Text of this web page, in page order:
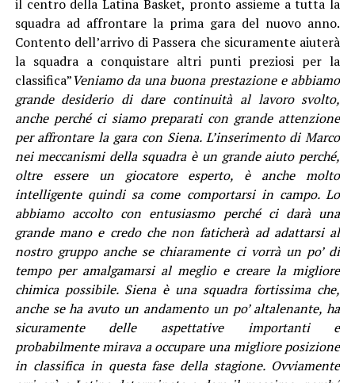
il centro della Latina Basket, pronto assieme a tutta la
squadra ad affrontare la prima gara del nuovo anno.
Contento dell’arrivo di Passera che sicuramente aiuterà
la squadra a conquistare altri punti preziosi per la
classifica”Veniamo da una buona prestazione e abbiamo
grande desiderio di dare continuità al lavoro svolto,
anche perché ci siamo preparati con grande attenzione
per affrontare la gara con Siena. L’inserimento di Marco
nei meccanismi della squadra è un grande aiuto perché,
oltre essere un giocatore esperto, è anche molto
intelligente quindi sa come comportarsi in campo. Lo
abbiamo accolto con entusiasmo perché ci darà una
grande mano e credo che non faticherà ad adattarsi al
nostro gruppo anche se chiaramente ci vorrà un po’ di
tempo per amalgamarsi al meglio e creare la migliore
chimica possibile. Siena è una squadra fortissima che,
anche se ha avuto un andamento un po’ altalenante, ha
sicuramente delle aspettative importanti e
probabilmente mirava a occupare una migliore posizione
in classifica in questa fase della stagione. Ovviamente